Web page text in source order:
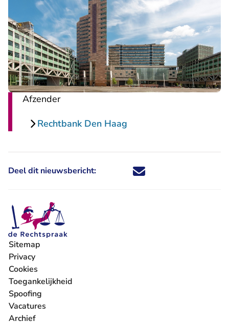
Afzender
Rechtbank Den Haag
Deel dit nieuwsbericht: Deel dit nieuwsbericht via X -
Deel dit nieuwsbericht via
Deel dit nieuwsbericht
Deel dit
Sitemap
Privacy
Cookies
Toegankelijkheid
Spoofing
Vacatures
- U verlaat Rechtspraak.nl
Archief